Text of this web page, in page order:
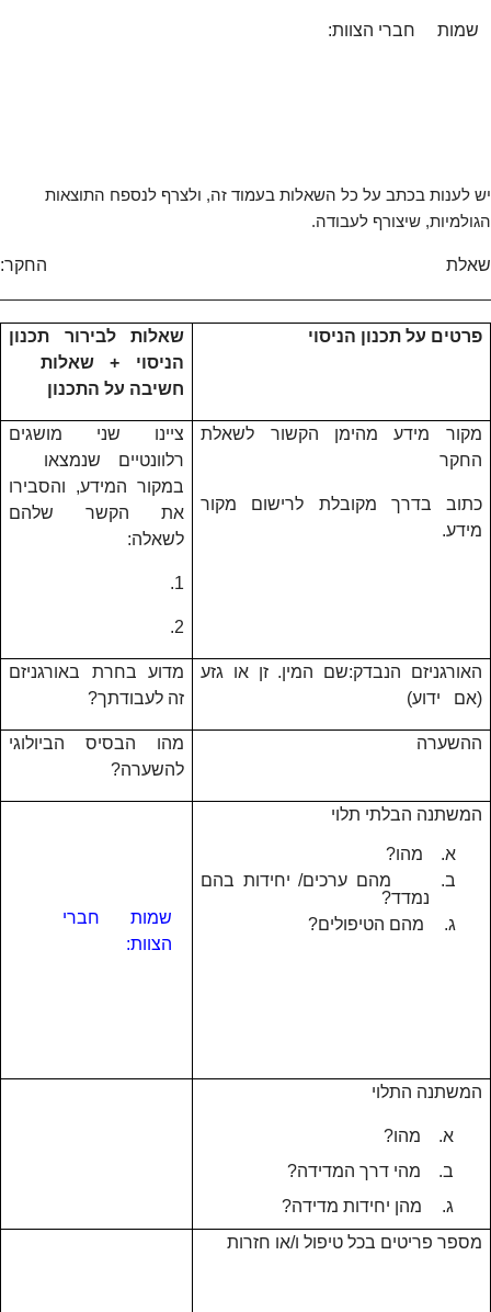
שמות חברי הצוות:
יש לענות בכתב על כל השאלות בעמוד זה, ולצרף לנספח התוצאות
הגולמיות, שיצורף לעבודה.
שאלת החקר:
פרטים על תכנון הניסוי
שאלות לבירור תכנון
הניסוי + שאלות
חשיבה על התכנון
מקור מידע מהימן הקשור לשאלת
החקר
כתוב בדרך מקובלת לרישום מקור
מידע.
ציינו שני מושגים
רלוונטיים שנמצאו
במקור המידע, והסבירו
את הקשר שלהם
לשאלה:
1.
2.
האורגניזם הנבדק:שם המין. זן או גזע
(אם ידוע)
מדוע בחרת באורגניזם
זה לעבודתך?
ההשערה
מהו הבסיס הביולוגי
להשערה?
המשתנה הבלתי תלוי
א.
מהו?
ב.
מהם ערכים/ יחידות בהם
נמדד?
ג.
מהם הטיפולים?
שמות חברי
הצוות:
המשתנה התלוי
א.
מהו?
ב.
מהי דרך המדידה?
ג.
מהן יחידות מדידה?
מספר פריטים בכל טיפול ו/או חזרות